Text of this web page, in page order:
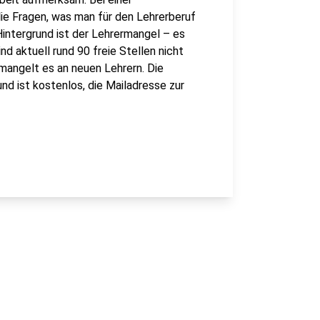
Fragen, was man für den Lehrerberuf
ist der Lehrermangel – es
aktuell rund 90 freie Stellen nicht
es an neuen Lehrern. Die
ist kostenlos, die Mailadresse zur